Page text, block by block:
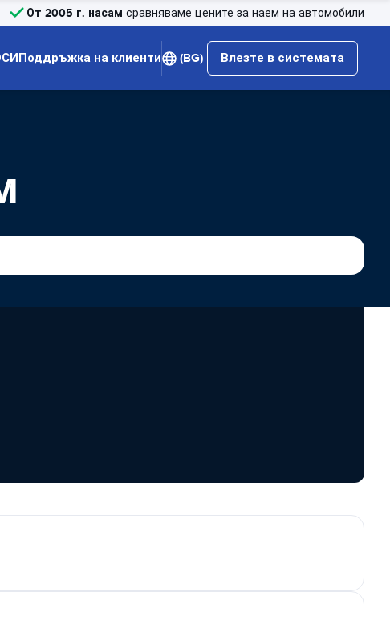
От 2005 г. насам сравняваме цените за наем на автомобили
Поддръжка на клиенти (BG) Влезте в системата